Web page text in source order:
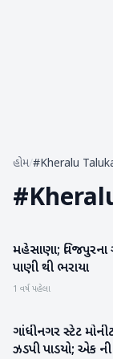
હોમ/#Kheralu
#
મહેસાણા
મહેસાણા; વિજપુરના
પાણી થી ભરાયા
1 વર્ષ પહેલા
મહેસાણા
ગાંધીનગર સ્ટેટ
ઝડપી પાડયો; એક